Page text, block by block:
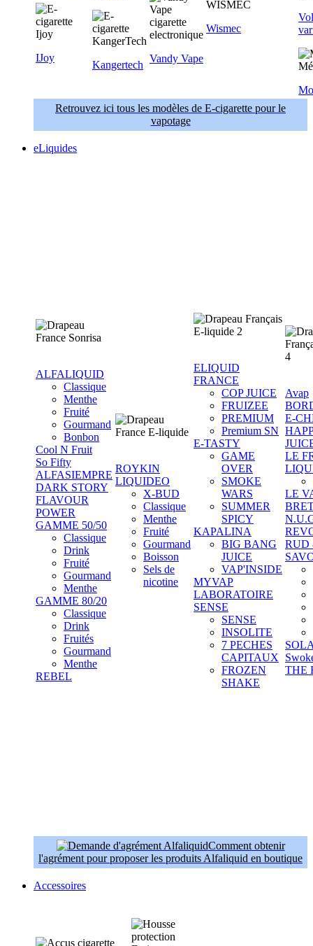
IJoy
Kangertech
Vandy Vape
Wismec
Retrouvez ici tous les modèles de E-cigarette pour le
vapotage
eLiquides
ALFALIQUID
Classique
Menthe
Fruité
Gourmand
Bonbon
Cool N Fruit
So Fifty
ALFASIEMPRE
DARK STORY
FLAVOUR
POWER
GAMME 50/50
Classique
Drink
Fruité
Gourmand
Menthe
GAMME 80/20
Classique
Drink
Fruités
Gourmand
Menthe
REBEL
ROYKIN
LIQUIDEO
X-BUD
Classique
Menthe
Fruité
Gourmand
Boisson
Sels de
nicotine
ELIQUID
FRANCE
COP JUICE
FRUIZEE
PREMIUM
Premium SN
E-TASTY
GAME
OVER
SMOKE
WARS
SUMMER
SPICY
KAPALINA
BIG BANG
JUICE
VAP'INSIDE
MYVAP
LABORATOIRE
SENSE
SENSE
INSOLITE
7 PECHES
CAPITAUX
FROZEN
SHAKE
Avap
E-
LE
LE
RUD
THE
Comment obtenir
l'agrément pour proposer les produits Alfaliquid en boutique
Accessoires